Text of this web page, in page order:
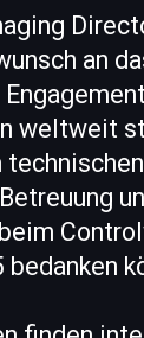
an
weltweit